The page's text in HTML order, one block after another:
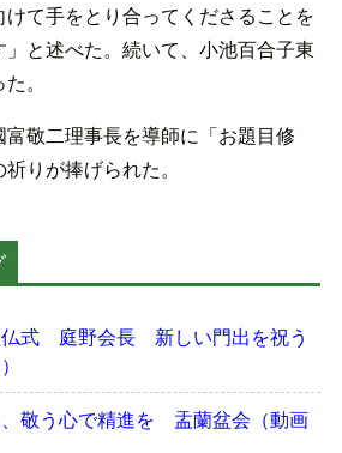
て手をとり合ってくださることを
と述べた。続いて、小池百合子東
。
敬二理事長を導師に「お題目修
りが捧げられた。
仏式 庭野会長 新しい門出を祝う
敬う心で精進を 盂蘭盆会（動画